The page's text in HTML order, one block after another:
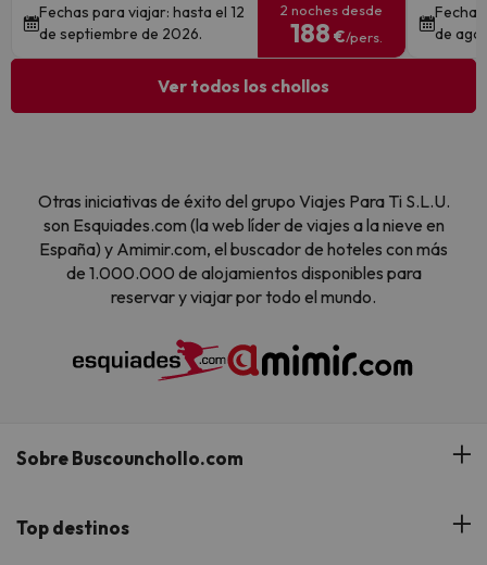
Fechas para viajar: hasta el 12
de septiembre de 2026.
2 noches desde
188 €/pers.
de
Ver todos los chollos
Otras iniciativas de éxito del grupo Viajes Para Ti S.L.U.
son Esquiades.com (la web líder de viajes a la nieve en
España) y Amimir.com, el buscador de hoteles con más
de 1.000.000 de alojamientos disponibles para
reservar y viajar por todo el mundo.
Sobre Buscounchollo.com
¿Quiénes somos?
Top destinos